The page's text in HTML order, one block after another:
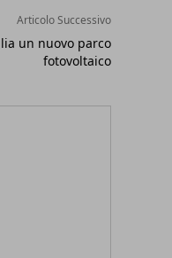
Articolo Successivo
un nuovo parco
fotovoltaico